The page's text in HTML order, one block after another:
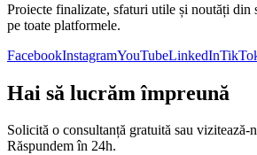
Proiecte finalizate, sfaturi utile și noutăți
pe toate platformele.
FacebookInstagramYouTubeLinkedIn
Hai să lucrăm împreună
Solicită o consultanță gratuită sau vizitează-
Răspundem în 24h.